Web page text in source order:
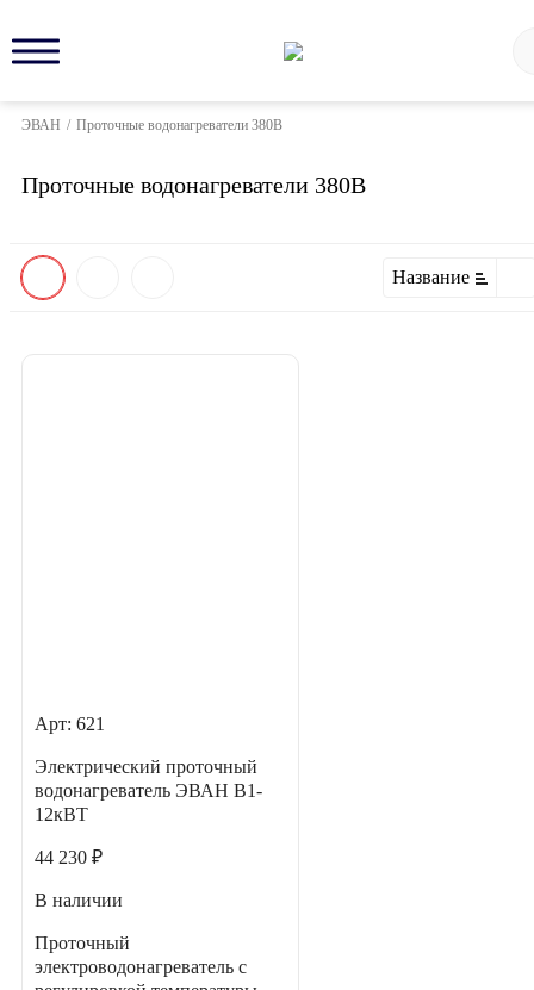
ЭВАН / Проточные водонагреватели 380В
Проточные водонагреватели 380В
Название
Арт: 621
Электрический проточный
водонагреватель ЭВАН В1-
12кВТ
44 230 ₽
В наличии
Проточный
электроводонагреватель с